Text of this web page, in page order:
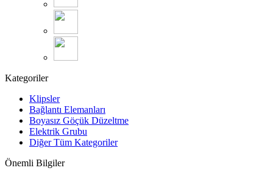
Kategoriler
Klipsler
Bağlantı Elemanları
Boyasız Göçük Düzeltme
Elektrik Grubu
Diğer Tüm Kategoriler
Önemli Bilgiler